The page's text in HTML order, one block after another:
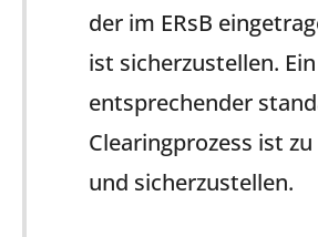
der im ERsB
ist sicherzustellen. Ein
entsprechender
Clearingprozess ist
und sicherzustellen.